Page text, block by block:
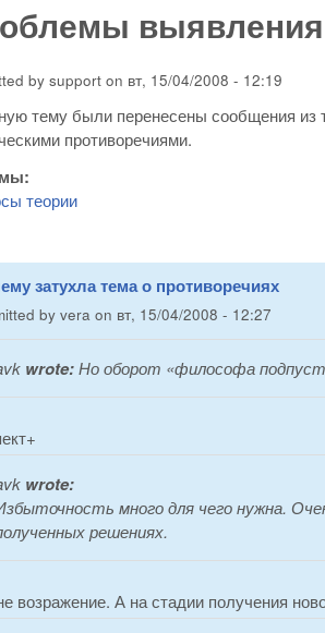
by support on вт, 15/04/2008 - 12:19
тему были перенесены сообщения из
противоречиями.
теории
затухла тема о противоречиях
by vera on вт, 15/04/2008 - 12:27
wrote:Но оборот «философа
wrote:
много для чего нужна.
решениях.
возражение. А на стадии получения